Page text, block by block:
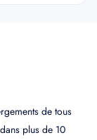
de tous
plus de 10